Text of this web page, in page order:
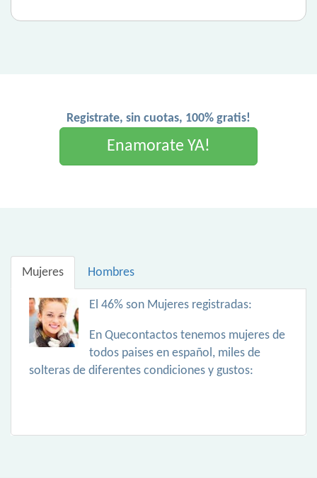
Registrate, sin cuotas, 100% gratis!
Enamorate YA!
Mujeres Hombres
El 46% son Mujeres registradas:
En Quecontactos tenemos mujeres de
todos paises en español, miles de
solteras de diferentes condiciones y gustos: